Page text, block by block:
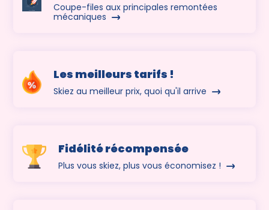
Coupe-files aux principales remontées
mécaniques
Les meilleurs tarifs !
Skiez au meilleur prix, quoi qu'il arrive
Fidélité récompensée
Plus vous skiez, plus vous économisez !